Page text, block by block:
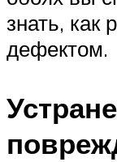
знать, как
дефектом.